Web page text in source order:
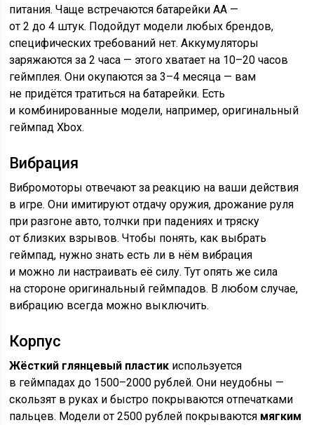
питания. Чаще встречаются батарейки АА —
от 2 до 4 штук. Подойдут модели любых брендов,
специфических требований нет. Аккумуляторы
заряжаются за 2 часа — этого хватает на 10–20 часов
геймплея. Они окупаются за 3–4 месяца — вам
не придётся тратиться на батарейки. Есть
и комбинированные модели, например, оригинальный
геймпад Xbox.
Вибрация
Вибромоторы отвечают за реакцию на ваши действия
в игре. Они имитируют отдачу оружия, дрожание руля
при разгоне авто, толчки при падениях и тряску
от близких взрывов. Чтобы понять, как выбрать
геймпад, нужно знать есть ли в нём вибрация
и можно ли настраивать её силу. Тут опять же сила
на стороне оригинальный геймпадов. В любом случае,
вибрацию всегда можно выключить.
Корпус
Жёсткий глянцевый пластик используется
в геймпадах до 1500–2000 рублей. Они неудобны —
скользят в руках и быстро покрываются отпечатками
пальцев. Модели от 2500 рублей покрываются мягким